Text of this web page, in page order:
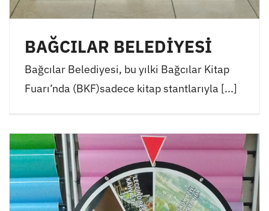
BAĞCILAR BELEDİYESİ
Bağcılar Belediyesi, bu yılki Bağcılar Kitap
Fuarı’nda (BKF)sadece kitap stantlarıyla [...]